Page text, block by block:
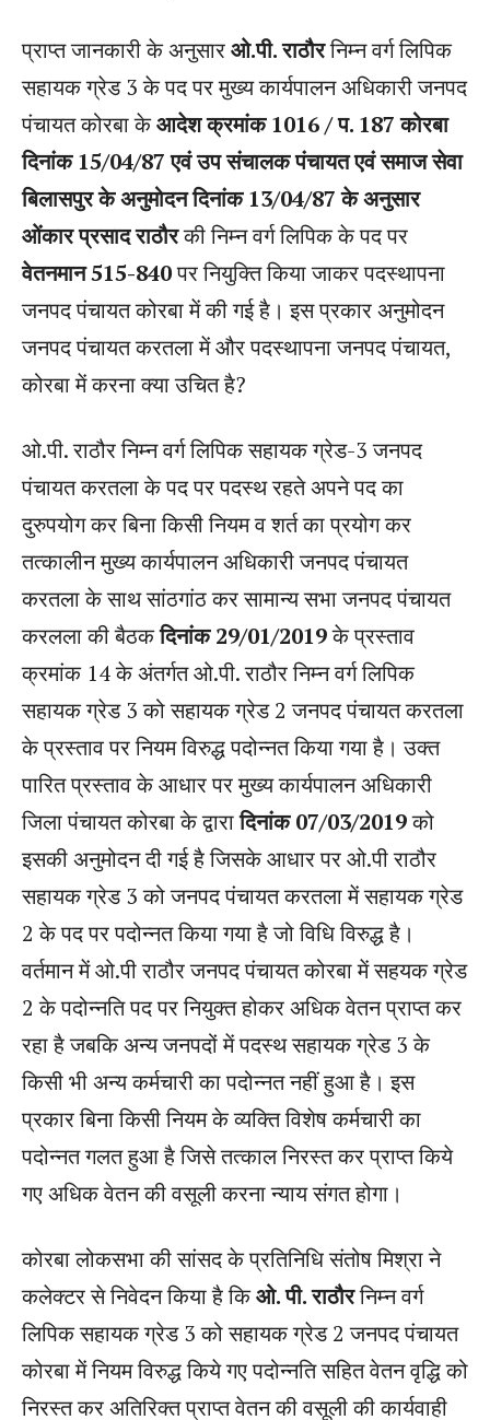
प्राप्त जानकारी के अनुसारओ.पी. राठौरनिम्न वर्ग लिपिक
सहायक ग्रेड 3 के पद पर मुख्य कार्यपालन अधिकारी जनपद
पंचायत कोरबा केआदेश क्रमांक 1016 / प. 187 कोरबा
दिनांक 15/04/87 एवं उप संचालक पंचायत एवं समाज सेवा
बिलासपुर के अनुमोदन दिनांक 13/04/87 के अनुसार
ओंकार प्रसाद राठौरकी निम्न वर्ग लिपिक के पद पर
वेतनमान 515-840पर नियुक्ति किया जाकर पदस्थापना
जनपद पंचायत कोरबा में की गई है। इस प्रकार अनुमोदन
जनपद पंचायत करतला में और पदस्थापना जनपद पंचायत,
कोरबा में करना क्या उचित है?
ओ.पी. राठौर निम्न वर्ग लिपिक सहायक ग्रेड-3 जनपद
पंचायत करतला के पद पर पदस्थ रहते अपने पद का
दुरुपयोग कर बिना किसी नियम व शर्त का प्रयोग कर
तत्कालीन मुख्य कार्यपालन अधिकारी जनपद पंचायत
करतला के साथ सांठगांठ कर सामान्य सभा जनपद पंचायत
करलला की बैठकदिनांक 29/01/2019के प्रस्ताव
क्रमांक 14 के अंतर्गत ओ.पी. राठौर निम्न वर्ग लिपिक
सहायक ग्रेड 3 को सहायक ग्रेड 2 जनपद पंचायत करतला
के प्रस्ताव पर नियम विरुद्ध पदोन्नत किया गया है। उक्त
पारित प्रस्ताव के आधार पर मुख्य कार्यपालन अधिकारी
जिला पंचायत कोरबा के द्वारादिनांक 07/03/2019को
इसकी अनुमोदन दी गई है जिसके आधार पर ओ.पी राठौर
सहायक ग्रेड 3 को जनपद पंचायत करतला में सहायक ग्रेड
2 के पद पर पदोन्नत किया गया है जो विधि विरु‌द्ध है।
वर्तमान में ओ.पी राठौर जनपद पंचायत कोरबा में सहयक ग्रेड
2 के पदोन्नति पद पर नियुक्त होकर अधिक वेतन प्राप्त कर
रहा है जबकि अन्य जनपदों में पदस्थ सहायक ग्रेड 3 के
किसी भी अन्य कर्मचारी का पदोन्नत नहीं हुआ है। इस
प्रकार बिना किसी नियम के व्यक्ति विशेष कर्मचारी का
पदोन्नत गलत हुआ है जिसे तत्काल निरस्त कर प्राप्त किये
गए अधिक वेतन की वसूली करना न्याय संगत होगा।
कोरबा लोकसभा की सांसद के प्रतिनिधि संतोष मिश्रा ने
कलेक्टर से निवेदन किया है किओ. पी. राठौरनिम्न वर्ग
लिपिक सहायक ग्रेड 3 को सहायक ग्रेड 2 जनपद पंचायत
कोरबा में नियम विरुद्ध किये गए पदोन्नति सहित वेतन वृद्धि को
निरस्त कर अतिरिक्त प्राप्त वेतन की वसूली की कार्यवाही